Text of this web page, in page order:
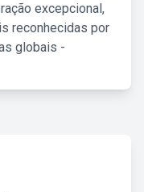
excepcional,
reconhecidas por
globais -